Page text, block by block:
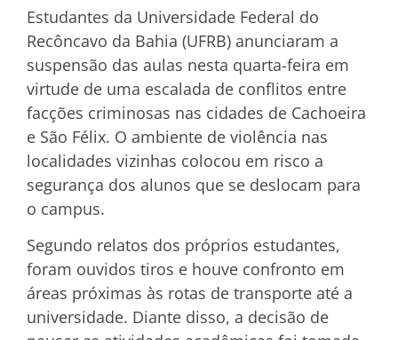
Estudantes da Universidade Federal do
Recôncavo da Bahia (UFRB) anunciaram a
suspensão das aulas nesta quarta-feira em
virtude de uma escalada de conflitos entre
facções criminosas nas cidades de Cachoeira
e São Félix. O ambiente de violência nas
localidades vizinhas colocou em risco a
segurança dos alunos que se deslocam para
o campus.
Segundo relatos dos próprios estudantes,
foram ouvidos tiros e houve confronto em
áreas próximas às rotas de transporte até a
universidade. Diante disso, a decisão de